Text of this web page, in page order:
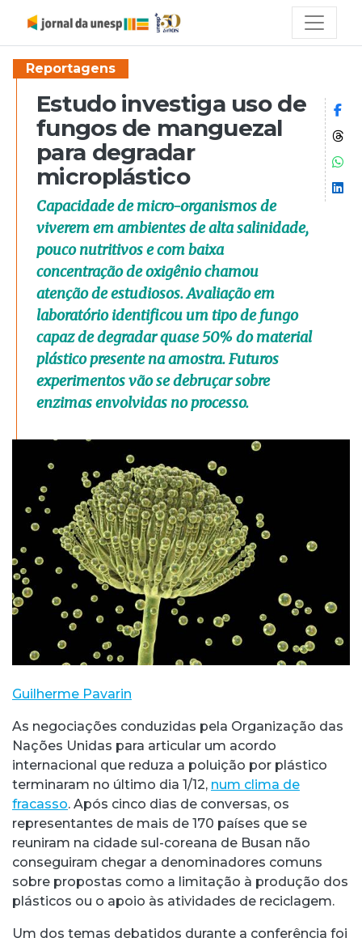
Reportagens
Estudo investiga uso de
fungos de manguezal
para degradar
microplástico
Capacidade de micro-organismos de
viverem em ambientes de alta salinidade,
pouco nutritivos e com baixa
concentração de oxigênio chamou
atenção de estudiosos. Avaliação em
laboratório identificou um tipo de fungo
capaz de degradar quase 50% do material
plástico presente na amostra. Futuros
experimentos vão se debruçar sobre
enzimas envolvidas no processo.
Guilherme Pavarin
As negociações conduzidas pela Organização das
Nações Unidas para articular um acordo
internacional que reduza a poluição por plástico
terminaram no último dia 1/12, num clima de
fracasso. Após cinco dias de conversas, os
representantes de mais de 170 países que se
reuniram na cidade sul-coreana de Busan não
conseguiram chegar a denominadores comuns
sobre propostas como a limitação à produção dos
plásticos ou o apoio às atividades de reciclagem.
Um dos temas debatidos durante a conferência foi